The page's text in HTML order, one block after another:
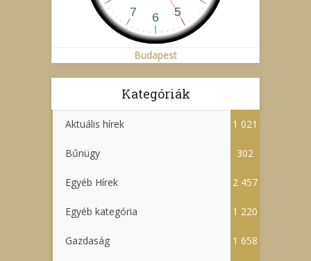
Budapest
Kategóriák
Aktuális hírek 1 021
Bűnügy 302
Egyéb Hírek 2 457
Egyéb kategória 1 220
Gazdaság 1 658